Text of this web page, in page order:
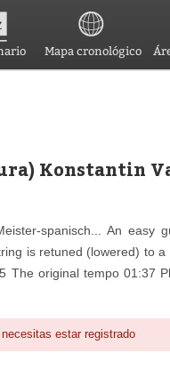
Mapa cronológico
Konstantin
spanisch... An easy
is retuned (lowered) to
original tempo 01:37
estar registrado